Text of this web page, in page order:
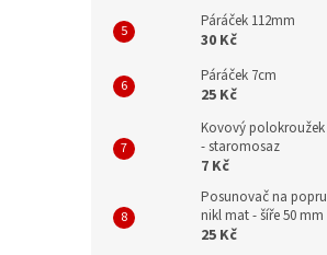
Páráček 112mm
30 Kč
Páráček 7cm
25 Kč
Kovový polokroužek
- staromosaz
7 Kč
Posunovač na
nikl mat - šíře 50 mm
25 Kč